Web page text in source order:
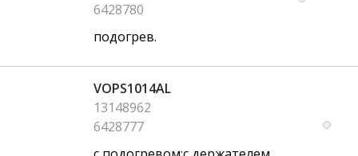
6428780
подогрев.
VOPS1014AL
13148962
6428777